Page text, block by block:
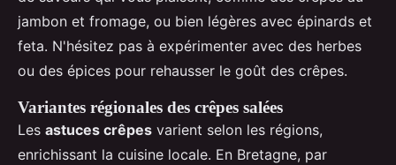
jambon et fromage, ou bien légères avec épinards et
feta. N'hésitez pas à expérimenter avec des herbes
ou des épices pour rehausser le goût des crêpes.
Variantes régionales des crêpes salées
Les astuces crêpes varient selon les régions,
enrichissant la cuisine locale. En Bretagne, par